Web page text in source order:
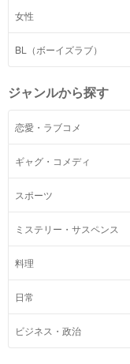
女性
BL（ボーイズラブ）
ジャンルから探す
恋愛・ラブコメ
ギャグ・コメディ
スポーツ
ミステリー・サスペンス
料理
日常
ビジネス・政治